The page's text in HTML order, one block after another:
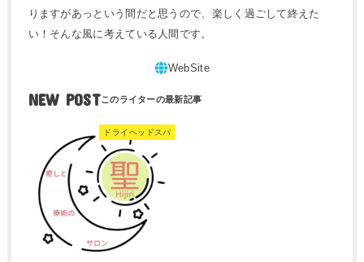
りますがあっという間だと思うので、楽しく過ごして終えた
い！そんな風に考えている人間です。
NEW POST
ドライヘッドスパ